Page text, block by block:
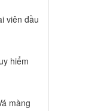
viên đầu
hiểm
màng